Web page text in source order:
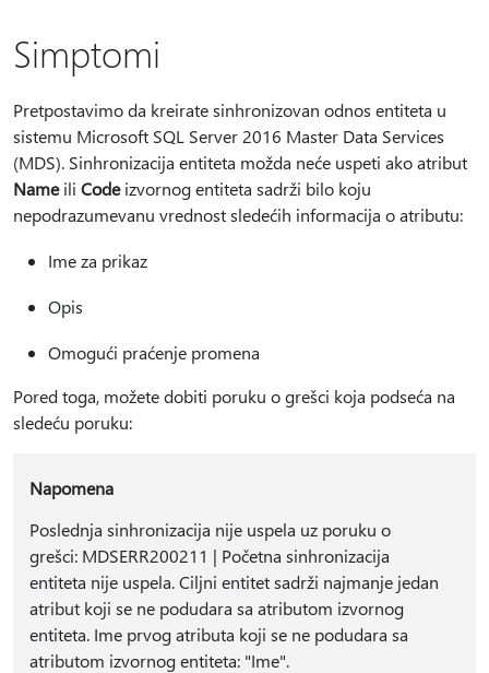
Simptomi
Pretpostavimo da kreirate sinhronizovan odnos entiteta u
sistemu Microsoft SQL Server 2016 Master Data Services
(MDS). Sinhronizacija entiteta možda neće uspeti ako atribut
Nameili Codeizvornog entiteta sadrži bilo koju
nepodrazumevanu vrednost sledećih informacija o atributu:
Ime za prikaz
Opis
Omogući praćenje promena
Pored toga, možete dobiti poruku o grešci koja podseća na
sledeću poruku:
Napomena
Poslednja sinhronizacija nije uspela uz poruku o
grešci: MDSERR200211 | Početna sinhronizacija
entiteta nije uspela. Ciljni entitet sadrži najmanje jedan
atribut koji se ne podudara sa atributom izvornog
entiteta. Ime prvog atributa koji se ne podudara sa
atributom izvornog entiteta: "Ime".